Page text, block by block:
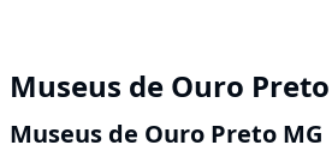
Museus de Ouro
Museus de Ouro Preto MG